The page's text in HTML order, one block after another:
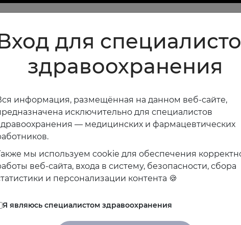
для
здравоохранения
информация, размещённая на данном веб-сайте,
исключительно для специалистов
— медицинских и фармацевтических
мы используем cookie для обеспечения
веб-сайта, входа в систему, безопасности, сбора
и персонализации контента 🍪
Я являюсь специалистом здравоохранения